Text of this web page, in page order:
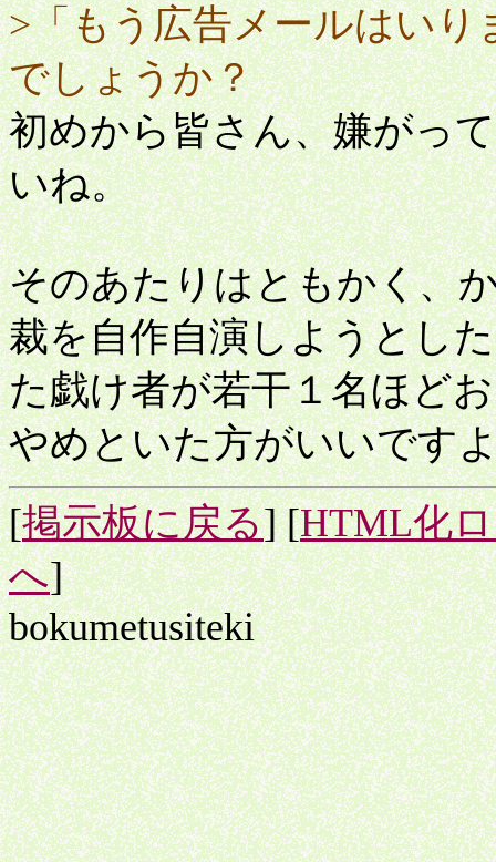
>「もう広告メールはい
でしょうか？
初めから皆さん、嫌がっ
いね。
そのあたりはともかく、
裁を自作自演しようとし
た戯け者が若干１名ほど
やめといた方がいいです
[掲示板に戻る] [HTML化
へ]
bokumetusiteki